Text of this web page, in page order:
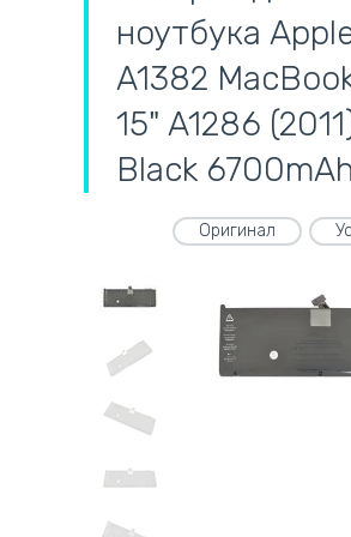
ноутбука
A1382
15" A1286
Black
Оригинал
адресная доставка курьером